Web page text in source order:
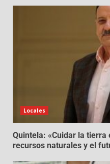
Locales
Quintela: «Cuidar la
recursos naturales y el